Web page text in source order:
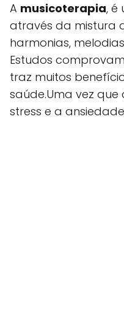
A musicoterapia, é
através da mistura
harmonias,
Estudos
traz muitos
saúde.Uma vez
stress e a